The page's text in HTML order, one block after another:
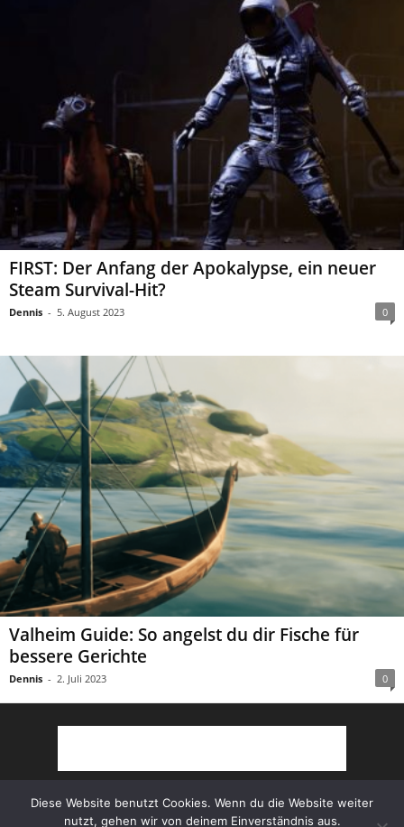
FIRST: Der Anfang der Apokalypse, ein neuer
Steam Survival-Hit?
Dennis - 5. August 2023 0
Valheim Guide: So angelst du dir Fische für
bessere Gerichte
Dennis - 2. Juli 2023 0
Diese Website benutzt Cookies. Wenn du die Website weiter
nutzt, gehen wir von deinem Einverständnis aus.